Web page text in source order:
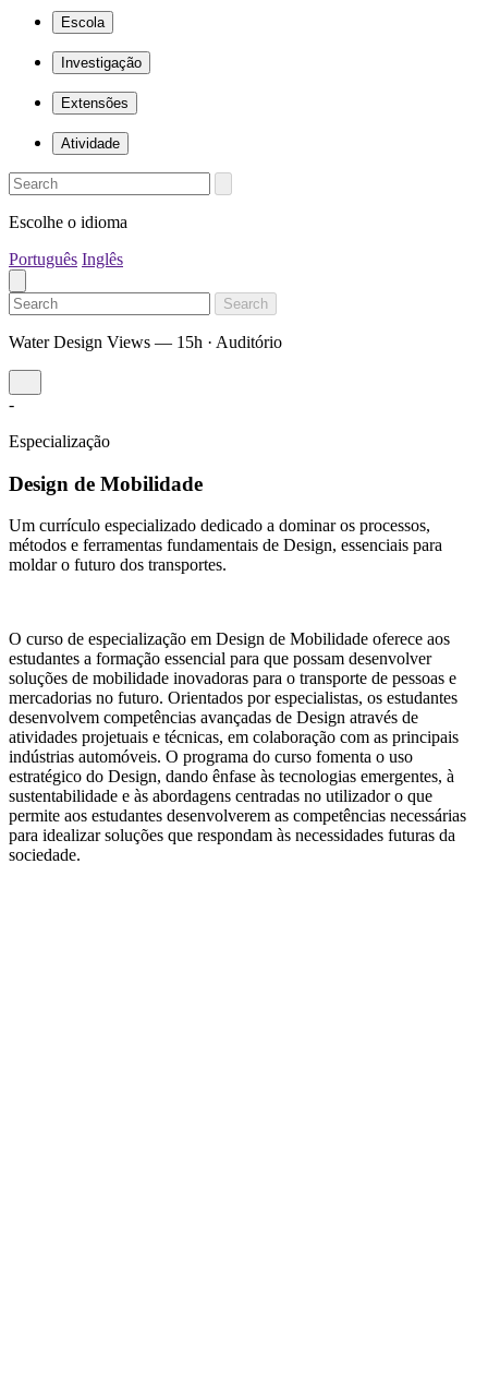
Escola
Investigação
Extensões
Atividade
Escolhe o idioma
Português Inglês
Search
Water Design Views — 15h · Auditório
-
Especialização
Design de Mobilidade
Um currículo especializado dedicado a dominar os processos,
métodos e ferramentas fundamentais de Design, essenciais para
moldar o futuro dos transportes.
O curso de especialização em Design de Mobilidade oferece aos
estudantes a formação essencial para que possam desenvolver
soluções de mobilidade inovadoras para o transporte de pessoas e
mercadorias no futuro. Orientados por especialistas, os estudantes
desenvolvem competências avançadas de Design através de
atividades projetuais e técnicas, em colaboração com as principais
indústrias automóveis. O programa do curso fomenta o uso
estratégico do Design, dando ênfase às tecnologias emergentes, à
sustentabilidade e às abordagens centradas no utilizador o que
permite aos estudantes desenvolverem as competências necessárias
para idealizar soluções que respondam às necessidades futuras da
sociedade.